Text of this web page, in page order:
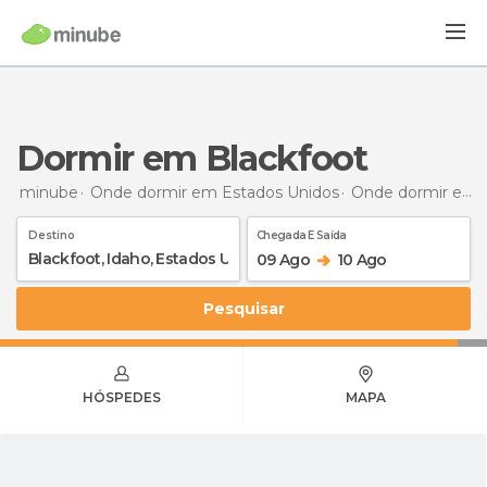
Dormir em Blackfoot
minube Onde dormir em Estados Unidos Onde dormir em Idaho
Destino Chegada E Saída
09 Ago 10 Ago
Pesquisar
HÓSPEDES MAPA